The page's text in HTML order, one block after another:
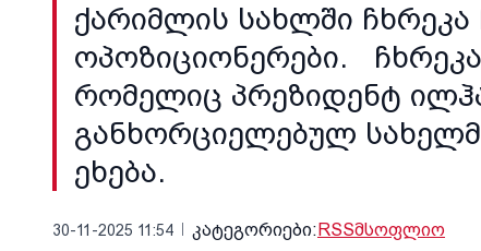
ქარიმლის სახლში ჩხრეკა
ოპოზიციონერები.
რომელიც პრეზიდენტ
განხორციელებულ
ეხება.
30-11-2025 11:54 კატეგორიები:RSSმსოფლიო